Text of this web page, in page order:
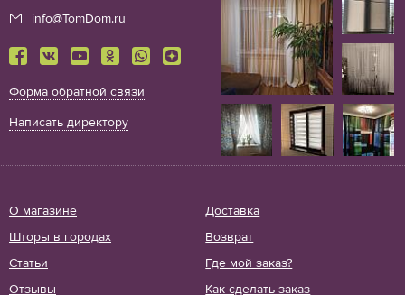
info@TomDom.ru
Форма обратной связи
Написать директору
О магазине
Доставка
Шторы в городах
Возврат
Статьи
Где мой заказ?
Отзывы
Как сделать заказ